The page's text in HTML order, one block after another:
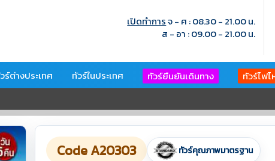
เปิดทำการจ - ศ : 08.30 - 21.00 น.
ส - อา : 09.00 - 21.00 น.
ร์ต่างประเทศ ทัวร์ในประเทศ ทัวร์ยืนยันเดินทาง ทัวร์ไฟไ
Code A20303 ทัวร์คุณภาพมาตรฐาน